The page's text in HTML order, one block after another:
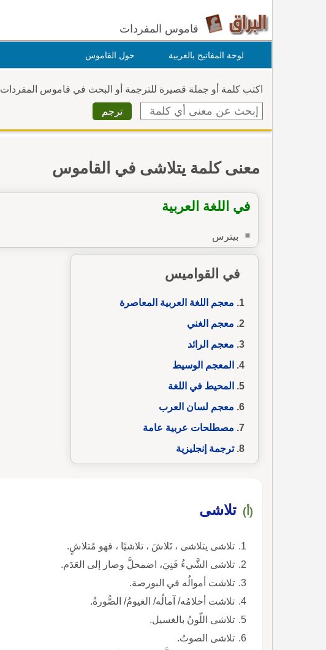
قاموس المفردات
لوحة المفاتيح بالعربية حول القاموس
اكتب كلمة أو جملة قصيرة للترجمة أو البحث في قاموس المفردات
معنى كلمة يتلاشى في القاموس
في اللغة العربية
بيترس
في القواميس
معجم اللغة العربية المعاصرة
معجم الغني
معجم الرائد
المعجم الوسيط
المحيط في اللغة
معجم لسان العرب
مصطلحات عربية عامة
ترجمة إنجليزية
(أ) تلاشى
تلاشى يتلاشى ، تَلاشَ ، تلاشيًا ، فهو مُتلاشٍ.
تلاشى الشَّيءُ فَنِيَ، اضمحلَّ وصار إلى العَدَم.
تلاشت أموالُه في البورصة.
تلاشت أحلامُه/ آمالُه/ الغيومُ/ الصُّورةُ.
تلاشى اللّونُ بالغسيل.
تلاشى الصوتُ.